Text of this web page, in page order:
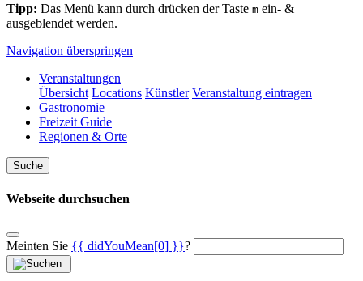
Tipp: Das Menü kann durch drücken der Taste m ein- &
ausgeblendet werden.
Navigation überspringen
Veranstaltungen
Übersicht Locations Künstler Veranstaltung eintragen
Gastronomie
Freizeit Guide
Regionen & Orte
Suche
Webseite durchsuchen
Meinten Sie {{ didYouMean[0] }}?